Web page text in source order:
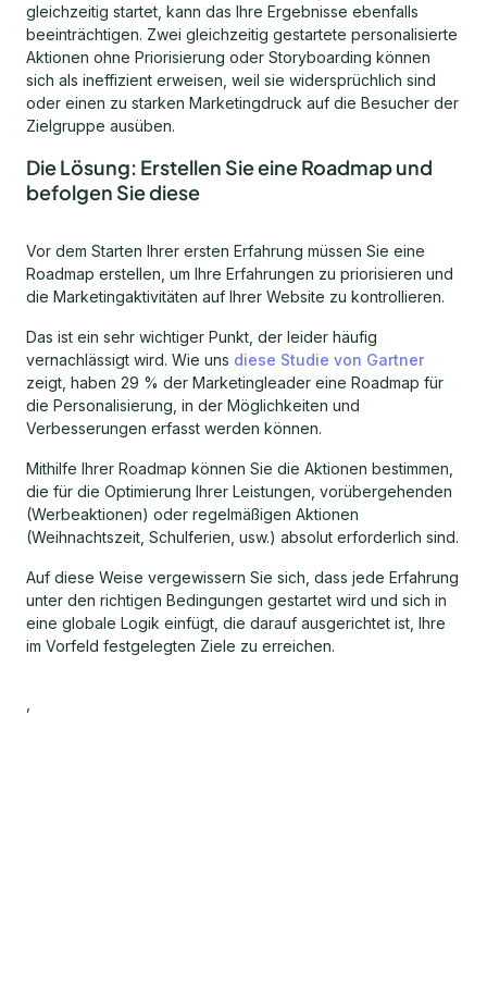
gleichzeitig startet, kann das Ihre Ergebnisse ebenfalls
beeinträchtigen. Zwei gleichzeitig gestartete personalisierte
Aktionen ohne Priorisierung oder Storyboarding können
sich als ineffizient erweisen, weil sie widersprüchlich sind
oder einen zu starken Marketingdruck auf die Besucher der
Zielgruppe ausüben.
Die Lösung: Erstellen Sie eine Roadmap und
befolgen Sie diese
Vor dem Starten Ihrer ersten Erfahrung müssen Sie eine
Roadmap erstellen, um Ihre Erfahrungen zu priorisieren und
die Marketingaktivitäten auf Ihrer Website zu kontrollieren.
Das ist ein sehr wichtiger Punkt, der leider häufig
vernachlässigt wird. Wie uns diese Studie von Gartner
zeigt, haben 29 % der Marketingleader eine Roadmap für
die Personalisierung, in der Möglichkeiten und
Verbesserungen erfasst werden können.
Mithilfe Ihrer Roadmap können Sie die Aktionen bestimmen,
die für die Optimierung Ihrer Leistungen, vorübergehenden
(Werbeaktionen) oder regelmäßigen Aktionen
(Weihnachtszeit, Schulferien, usw.) absolut erforderlich sind.
Auf diese Weise vergewissern Sie sich, dass jede Erfahrung
unter den richtigen Bedingungen gestartet wird und sich in
eine globale Logik einfügt, die darauf ausgerichtet ist, Ihre
im Vorfeld festgelegten Ziele zu erreichen.